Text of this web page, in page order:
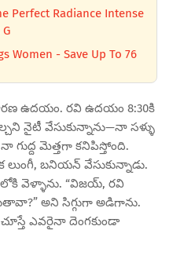
Perfect Radiance Intense
Women - Save Up To 76
ఉదయం. రవి ఉదయం 8:30కి
నైటీ వేసుకున్నాను—నా సళ్ళు
మెత్తగా కనిపిస్తోంది.
బనియన్ వేసుకున్నాడు.
వెళ్ళాను. “విజయ్, రవి
అని సిగ్గుగా అడిగాను.
చూస్తే ఎవరైనా దెంగకుండా